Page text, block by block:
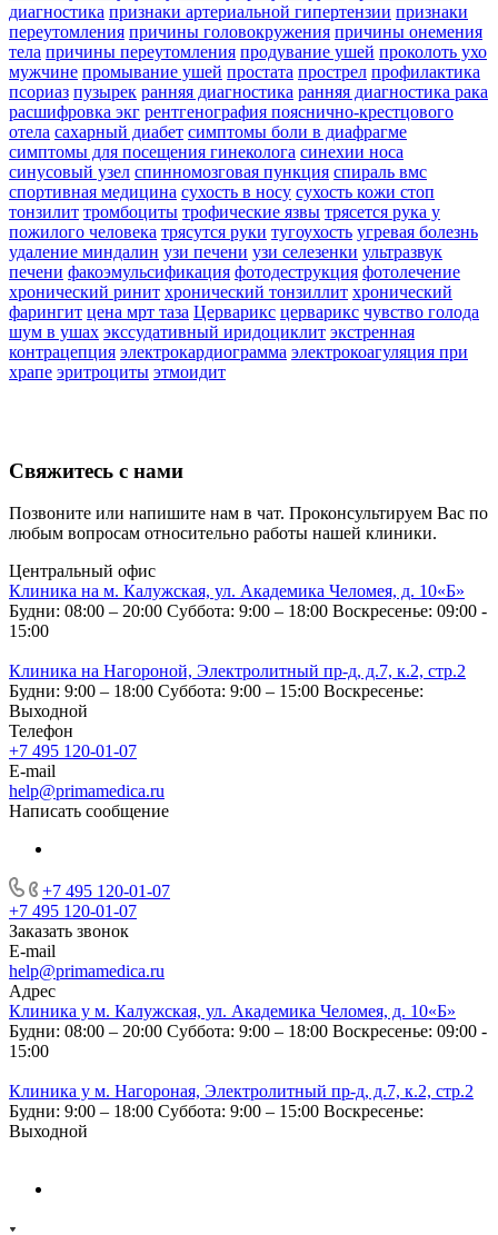
диагностика признаки артериальной гипертензии признаки
переутомления причины головокружения причины онемения
тела причины переутомления продувание ушей проколоть ухо
мужчине промывание ушей простата прострел профилактика
псориаз пузырек ранняя диагностика ранняя диагностика рака
расшифровка экг рентгенография пояснично-крестцового
отела сахарный диабет симптомы боли в диафрагме
симптомы для посещения гинеколога синехии носа
синусовый узел спинномозговая пункция спираль вмс
спортивная медицина сухость в носу сухость кожи стоп
тонзилит тромбоциты трофические язвы трясется рука у
пожилого человека трясутся руки тугоухость угревая болезнь
удаление миндалин узи печени узи селезенки ультразвук
печени факоэмульсификация фотодеструкция фотолечение
хронический ринит хронический тонзиллит хронический
фарингит цена мрт таза Церварикс церварикс чувство голода
шум в ушах экссудативный иридоциклит экстренная
контрацепция электрокардиограмма электрокоагуляция при
храпе эритроциты этмоидит
Свяжитесь с нами
Позвоните или напишите нам в чат. Проконсультируем Вас по
любым вопросам относительно работы нашей клиники.
Центральный офис
Клиника на м. Калужская, ул. Академика Челомея, д. 10«Б»
Будни: 08:00 – 20:00 Суббота: 9:00 – 18:00 Воскресенье: 09:00 -
15:00
Клиника на Нагороной, Электролитный пр-д, д.7, к.2, стр.2
Будни: 9:00 – 18:00 Суббота: 9:00 – 15:00 Воскресенье:
Выходной
Телефон
+7 495 120-01-07
E-mail
help@primamedica.ru
Написать сообщение
+7 495 120-01-07
+7 495 120-01-07
Заказать звонок
E-mail
help@primamedica.ru
Адрес
Клиника у м. Калужская, ул. Академика Челомея, д. 10«Б»
Будни: 08:00 – 20:00 Суббота: 9:00 – 18:00 Воскресенье: 09:00 -
15:00
Клиника у м. Нагороная, Электролитный пр-д, д.7, к.2, стр.2
Будни: 9:00 – 18:00 Суббота: 9:00 – 15:00 Воскресенье:
Выходной